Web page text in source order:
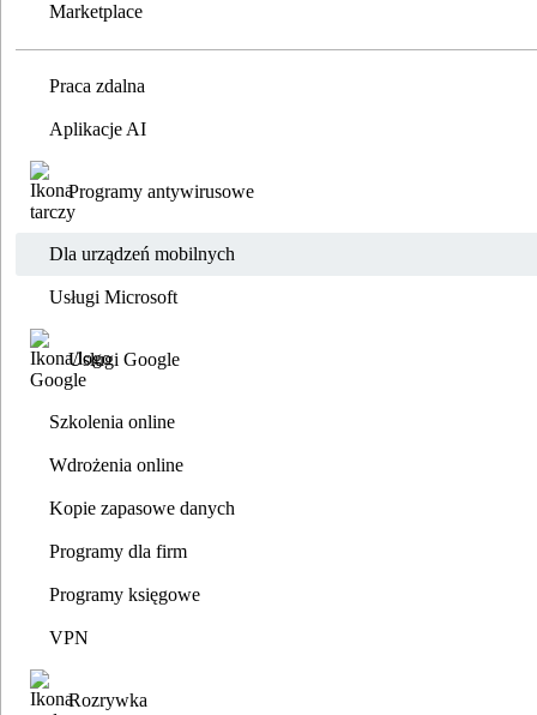
Marketplace
Praca zdalna
Aplikacje AI
Programy antywirusowe
Dla urządzeń mobilnych
Usługi Microsoft
Usługi Google
Szkolenia online
Wdrożenia online
Kopie zapasowe danych
Programy dla firm
Programy księgowe
VPN
Rozrywka
Programy dla firm